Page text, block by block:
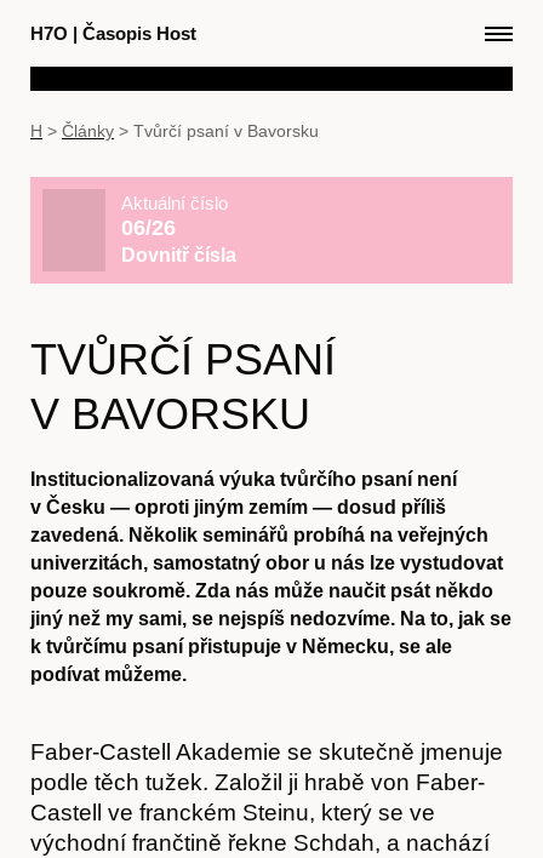
H7O | Časopis Host
H > Články > Tvůrčí psaní v Bavorsku
Aktuální číslo
06/26
Dovnitř čísla
TVŮRČÍ PSANÍ
V BAVORSKU
Institucionalizovaná výuka tvůrčího psaní není
v Česku — oproti jiným zemím — dosud příliš
zavedená. Několik seminářů probíhá na veřejných
univerzitách, samostatný obor u nás lze vystudovat
pouze soukromě. Zda nás může naučit psát někdo
jiný než my sami, se nejspíš nedozvíme. Na to, jak se
k tvůrčímu psaní přistupuje v Německu, se ale
podívat můžeme.
Faber-Castell Akademie se skutečně jmenuje
podle těch tužek. Založil ji hrabě von Faber-
Castell ve franckém Steinu, který se ve
východní frančtině řekne Schdah, a nachází